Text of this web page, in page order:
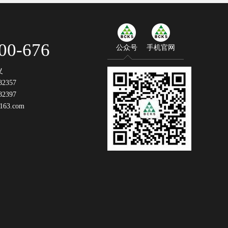
676 公众号 手机官网